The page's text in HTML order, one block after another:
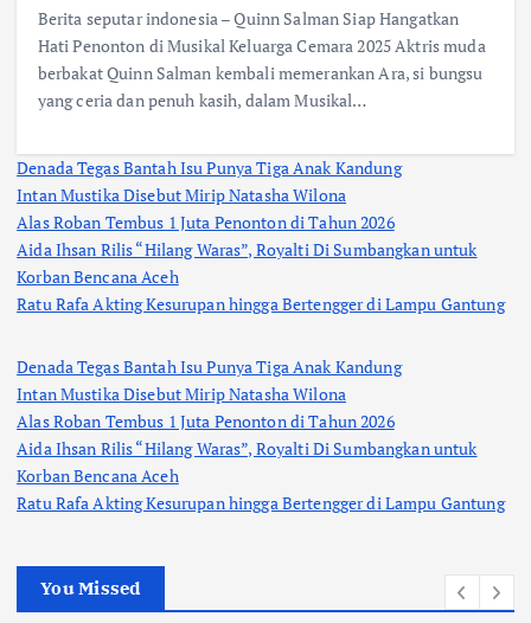
Berita seputar indonesia – Quinn Salman Siap Hangatkan
Hati Penonton di Musikal Keluarga Cemara 2025 Aktris muda
berbakat Quinn Salman kembali memerankan Ara, si bungsu
yang ceria dan penuh kasih, dalam Musikal…
Denada Tegas Bantah Isu Punya Tiga Anak Kandung
Intan Mustika Disebut Mirip Natasha Wilona
Alas Roban Tembus 1 Juta Penonton di Tahun 2026
Aida Ihsan Rilis “Hilang Waras”, Royalti Di Sumbangkan untuk
Korban Bencana Aceh
Ratu Rafa Akting Kesurupan hingga Bertengger di Lampu Gantung
Denada Tegas Bantah Isu Punya Tiga Anak Kandung
Intan Mustika Disebut Mirip Natasha Wilona
Alas Roban Tembus 1 Juta Penonton di Tahun 2026
Aida Ihsan Rilis “Hilang Waras”, Royalti Di Sumbangkan untuk
Korban Bencana Aceh
Ratu Rafa Akting Kesurupan hingga Bertengger di Lampu Gantung
You Missed